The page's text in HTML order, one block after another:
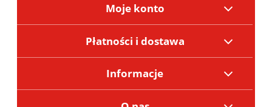
Moje konto
Płatności i dostawa
Informacje